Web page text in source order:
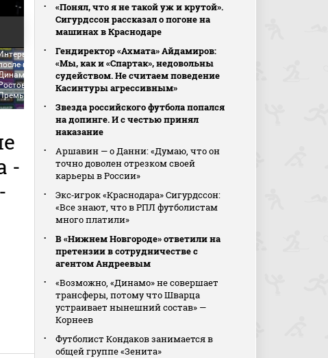
Вадима Евсеева
матча (видео).
Махачкала -
МИР Российская
Лига. Футбол
-
«Понял, что я не такой уж и крутой».
Сигурдссон рассказал о погоне на
машинах в Краснодаре
Гендиректор «Ахмата» Айдамиров:
«Мы, как и «Спартак», недовольны
судейством. Не считаем поведение
Касинтуры агрессивным»
Звезда российского футбола попался
на допинге. И с честью принял
наказание
Аршавин — о Данни: «Думаю, что он
точно доволен отрезком своей
карьеры в России»
Экс‑игрок «Краснодара» Сигурдссон:
«Все знают, что в РПЛ футболистам
много платили»
В «Нижнем Новгороде» ответили на
претензии в сотрудничестве с
агентом Андреевым
«Возможно, «Динамо» не совершает
трансферы, потому что Шварца
устраивает нынешний состав» —
Корнеев
Футболист Кондаков занимается в
общей группе «Зенита»